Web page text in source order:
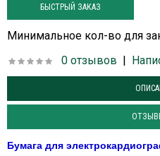
БЫСТРЫЙ ЗАКАЗ
Минимальное кол-во для
0 отзывов |
Бумага для